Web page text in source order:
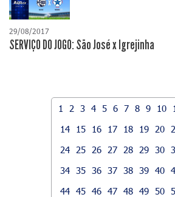
29/08/2017
SERVIÇO DO JOGO: São José x Igrejinha
1 2 3 4 5 6 7 8 9 10
14
15 16 17 18 19 20
24
25 26 27 28 29 30
34 35 36 37 38 39 40
44 45 46 47 48 49 50